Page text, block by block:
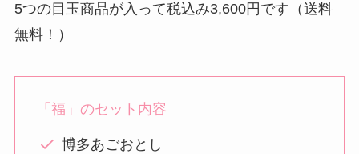
5つの目玉商品が入って税込み3,600円です（送料
無料！）
「福」のセット内容
博多あごおとし